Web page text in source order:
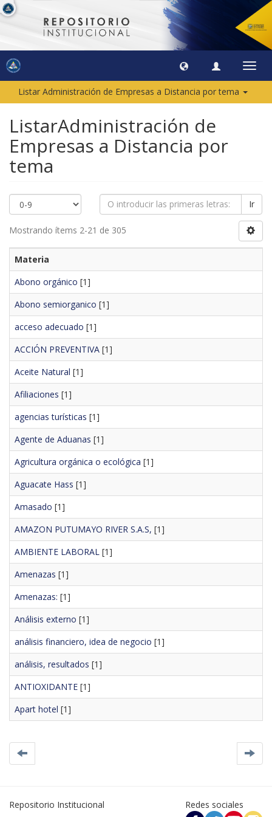
Listar Administración de Empresas a Distancia por tema
ListarAdministración de
Empresas a Distancia por
tema
Ir
Mostrando ítems 2-21 de 305
Materia
Abono orgánico [1]
Abono semiorganico [1]
acceso adecuado [1]
ACCIÓN PREVENTIVA [1]
Aceite Natural [1]
Afiliaciones [1]
agencias turísticas [1]
Agente de Aduanas [1]
Agricultura orgánica o ecológica [1]
Aguacate Hass [1]
Amasado [1]
AMAZON PUTUMAYO RIVER S.A.S, [1]
AMBIENTE LABORAL [1]
Amenazas [1]
Amenazas: [1]
Análisis externo [1]
análisis financiero, idea de negocio [1]
análisis, resultados [1]
ANTIOXIDANTE [1]
Apart hotel [1]
Repositorio Institucional
Redes sociales